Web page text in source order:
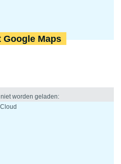
Google Maps